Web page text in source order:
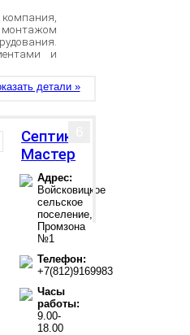
и
детали »
Септик
Мастер
Адрес:
Войсковицкое
сельское
поселение,
Промзона
№1
Телефон:
+7(812)9169983
Часы
работы:
9.00-
18.00